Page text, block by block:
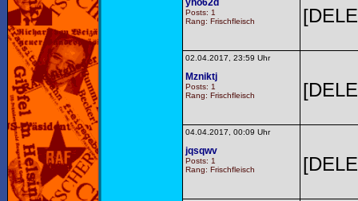
yho62d
Posts: 1
Rang: Frischfleisch
02.04.2017, 23:59 Uhr
Mzniktj
Posts: 1
Rang: Frischfleisch
04.04.2017, 00:09 Uhr
jqsqwv
Posts: 1
Rang: Frischfleisch